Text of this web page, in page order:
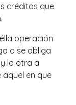
créditos que
operación
o se obliga
la otra a
en que